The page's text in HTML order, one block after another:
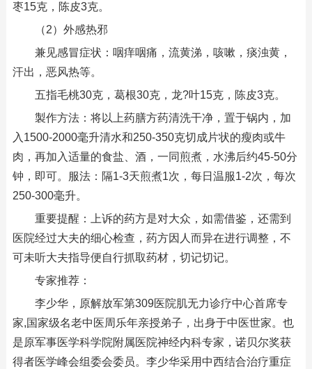
枣15克，陈皮3克。
（2）外感热邪
兼见感冒症状：咽痒咽痛，流黄涕，咳嗽，痰浊黄，
汗出，恶风热等。
五指毛桃30克，葛根30克，龙?叶15克，陈皮3克。
製作方法：将以上药膳方药清洗干净，置于锅内，加
入1500-2000毫升清水和250-350克切成片状的瘦肉或牛
肉，再加入适量的食盐、酒，一同煎煮，水沸后约45-50分
钟，即可。服法：隔1-3天煎煮1次，每日温服1-2次，每次
250-300毫升。
重要提醒：上诉的药方是对大众，如需借鉴，还需到
医院经过大夫的细心检查，药方因人而异在进行调整，不
可未听大夫指导便自行抓取药材，切记切记。
专家推荐：
李少华，原解放军第309医院肌无力诊疗中心首席专
家,国家级名老中医周乐年亲授弟子，出身于中医世家。也
是原军事医学科学院附属医院神经内科专家，诺贝尔奖获
得者医学峰会组委会委员。李少华采用中西结合治疗重症